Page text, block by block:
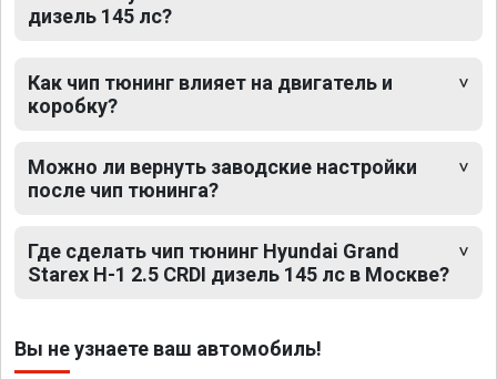
дизель 145 лс?
Как чип тюнинг влияет на двигатель и
коробку?
Можно ли вернуть заводские настройки
после чип тюнинга?
Где сделать чип тюнинг Hyundai Grand
Starex H-1 2.5 CRDI дизель 145 лс в Москве?
Вы не узнаете ваш автомобиль!